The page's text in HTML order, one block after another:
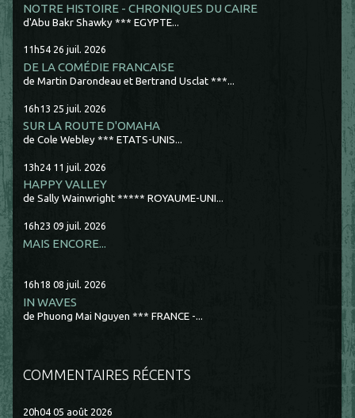
NOTRE HISTOIRE - CHRONIQUES DU CAIRE
d'Abu Bakr Shawky *** EGYPTE...
11h54 26 juil. 2026
DE LA COMÉDIE FRANCAISE
de Martin Darondeau et Bertrand Usclat ***...
16h13 25 juil. 2026
SUR LA ROUTE D'OMAHA
de Cole Webley *** ETATS-UNIS...
13h24 11 juil. 2026
HAPPY VALLEY
de Sally Wainwright ***** ROYAUME-UNI...
16h23 09 juil. 2026
MAIS ENCORE...
16h18 08 juil. 2026
IN WAVES
de Phuong Mai Nguyen *** FRANCE -...
COMMENTAIRES RÉCENTS
20h04 05 août 2026